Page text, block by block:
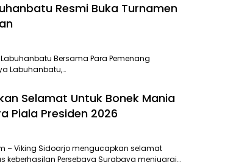
Resmi Buka Turnamen
Bersama Para Pemenang
Labuhanbatu,…
Selamat Untuk Bonek Mania
Piala Presiden 2026
– Viking Sidoarjo mengucapkan selamat
keberhasilan Persebaya Surabaya menjuarai…